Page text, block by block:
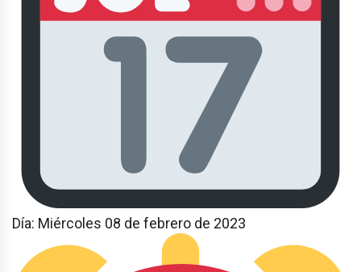
Día: Miércoles 08 de febrero de 2023